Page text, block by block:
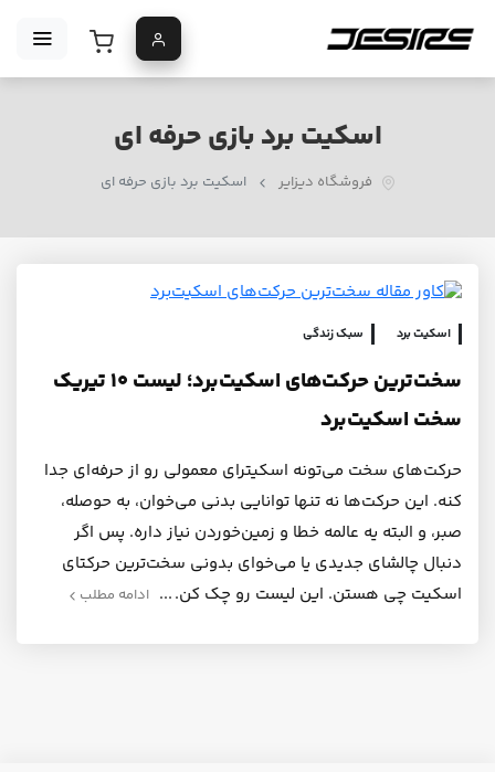
اسکیت برد بازی حرفه ای
فروشگاه دیزایر اسکیت برد بازی حرفه ای
اسکیت برد سبک زندگی
سخت‌ترین حرکت‌های اسکیت‌برد؛ لیست ۱۰ تیریک
سخت اسکیت‌برد
حرکت‌های سخت می‌تونه اسکیترای معمولی رو از حرفه‌ای جدا
کنه. این حرکت‌ها نه تنها توانایی بدنی می‌خوان، به حوصله،
صبر، و البته یه عالمه خطا و زمین‌خوردن نیاز داره. پس اگر
دنبال چالشای جدیدی یا می‌خوای بدونی سخت‌ترین حرکتای
اسکیت چی هستن. این لیست رو چک کن.
ادامه مطلب